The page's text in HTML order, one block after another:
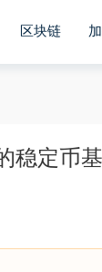
区块链
稳定币